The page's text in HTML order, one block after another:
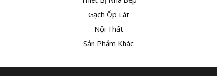
Gạch Ốp Lát
Nội Thất
Sản Phẩm Khác